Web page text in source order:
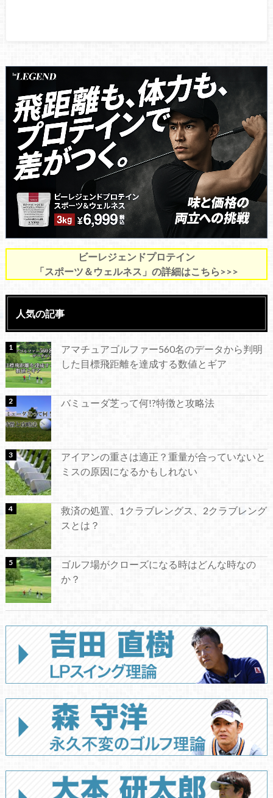
ビーレジェンドプロテイン
「スポーツ＆ウェルネス」の詳細はこちら>>>
人気の記事
アマチュアゴルファー560名のデータから判明
した目標飛距離を達成する数値とギア
バミューダ芝って何!?特徴と攻略法
アイアンの重さは適正？重量が合っていないと
ミスの原因になるかもしれない
救済の処置、1クラブレングス、2クラブレング
スとは？
ゴルフ場がクローズになる時はどんな時なの
か？